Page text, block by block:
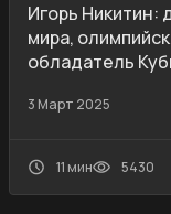
Игорь Никитин:
мира,
обладатель
3 Март 2025
11 мин 5430